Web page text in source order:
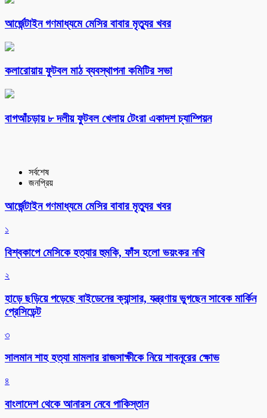
আর্জেন্টাইন গণমাধ্যমে মেসির বাবার মৃত্যুর খবর
কলারোয়ায় ফুটবল মাঠ ব্যবস্থাপনা কমিটির সভা
বাগআঁচড়ায় ৮ দলীয় ফুটবল খেলায় টেংরা একাদশ চ্যাম্পিয়ন
সর্বশেষ
জনপ্রিয়
আর্জেন্টাইন গণমাধ্যমে মেসির বাবার মৃত্যুর খবর
১
বিশ্বকাপে মেসিকে হত্যার হুমকি, ফাঁস হলো ভয়ংকর নথি
২
হাড়ে ছড়িয়ে পড়েছে বাইডেনের ক্যান্সার, যন্ত্রণায় ভুগছেন সাবেক মার্কিন
প্রেসিডেন্ট
৩
সালমান শাহ হত্যা মামলার রাজসাক্ষীকে নিয়ে শাবনূরের ক্ষোভ
৪
বাংলাদেশ থেকে আনারস নেবে পাকিস্তান